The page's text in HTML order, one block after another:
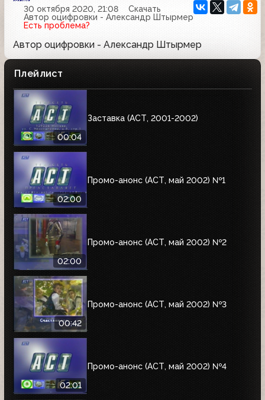
30 октября 2020, 21:08
Скачать
Автор оцифровки - Александр Штырмер
Есть проблема?
Автор оцифровки - Александр Штырмер
Плейлист
00:04
Заставка (АСТ, 2001-2002)
02:00
Промо-анонс (АСТ, май 2002) №1
02:00
Промо-анонс (АСТ, май 2002) №2
00:42
Промо-анонс (АСТ, май 2002) №3
02:01
Промо-анонс (АСТ, май 2002) №4